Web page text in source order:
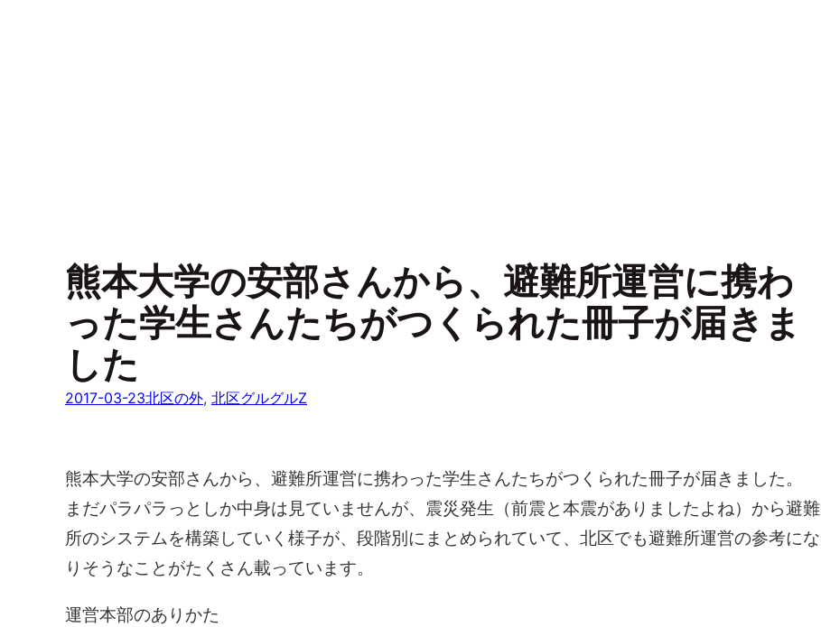
熊本大学の安部さんから、避難所運営に携わ
った学生さんたちがつくられた冊子が届きま
した
2017-03-23北区の外, 北区グルグルZ
熊本大学の安部さんから、避難所運営に携わった学生さんたちがつくられた冊子が届きました。
まだパラパラっとしか中身は見ていませんが、震災発生（前震と本震がありましたよね）から避難
所のシステムを構築していく様子が、段階別にまとめられていて、北区でも避難所運営の参考にな
りそうなことがたくさん載っています。
運営本部のありかた